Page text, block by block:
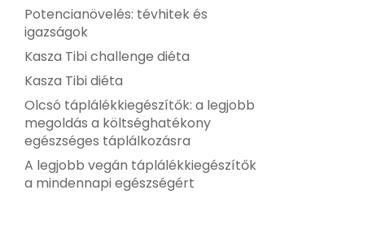
Potencianövelés: tévhitek és
igazságok
Kasza Tibi challenge diéta
Kasza Tibi diéta
Olcsó táplálékkiegészítők: a legjobb
megoldás a költséghatékony
egészséges táplálkozásra
A legjobb vegán táplálékkiegészítők
a mindennapi egészségért